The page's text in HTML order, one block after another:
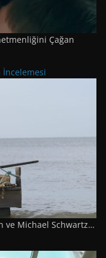
Çağan
İncelemesi
ve Michael Schwartz…